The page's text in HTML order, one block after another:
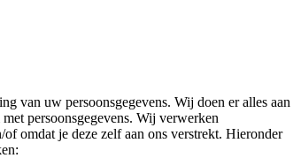
van uw persoonsgegevens. Wij doen er alles aan
persoonsgegevens. Wij verwerken
omdat je deze zelf aan ons verstrekt. Hieronder